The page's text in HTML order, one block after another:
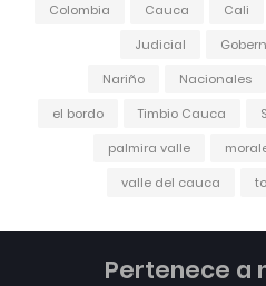
Cali
Cauca
Colombia
Judicial
Nacionales
Nariño
Timbio Cauca
el bordo
palmira valle
valle del cauca
Pertenece a